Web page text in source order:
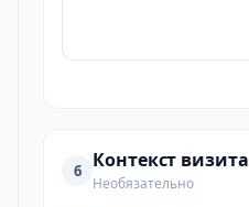
6 Контекст визита
Необязательно